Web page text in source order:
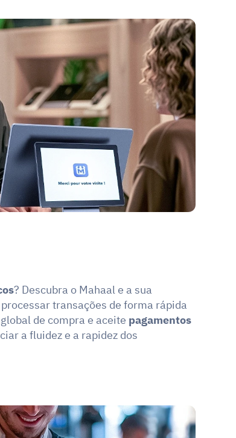
? Descubra o Mahaal e a sua
transações de forma rápida
de compra e aceite pagamentos
a fluidez e a rapidez dos